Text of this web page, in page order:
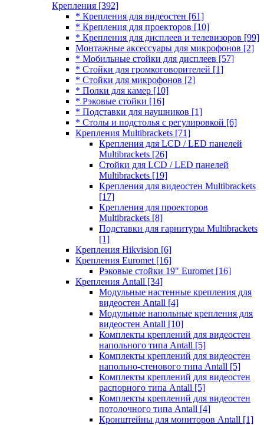
Крепления [392]
* Крепления для видеостен [61]
* Крепления для проекторов [10]
* Крепления для дисплеев и телевизоров [99]
Монтажные аксессуары для микрофонов [2]
* Мобильные стойки для дисплеев [57]
* Стойки для громкоговорителей [1]
* Стойки для микрофонов [2]
* Полки для камер [10]
* Рэковые стойки [16]
* Подставки для наушников [1]
* Столы и подстолья с регулировкой [6]
Крепления Multibrackets [71]
Крепления для LCD / LED панелей
Multibrackets [26]
Стойки для LCD / LED панелей
Multibrackets [19]
Крепления для видеостен Multibrackets
[17]
Крепления для проекторов
Multibrackets [8]
Подставки для гарнитуры Multibrackets
[1]
Крепления Hikvision [6]
Крепления Euromet [16]
Рэковые стойки 19" Euromet [16]
Крепления Antall [34]
Модульные настенные крепления для
видеостен Antall [4]
Модульные напольные крепления для
видеостен Antall [10]
Комплекты креплений для видеостен
напольного типа Antall [5]
Комплекты креплений для видеостен
напольно-стенового типа Antall [5]
Комплекты креплений для видеостен
распорного типа Antall [5]
Комплекты креплений для видеостен
потолочного типа Antall [4]
Кронштейны для мониторов Antall [1]